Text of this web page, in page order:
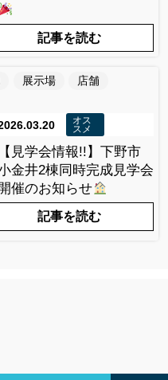
記事を読む
展示場
店舗
オス
スメ
【見学会情報!!】下野市
金井2棟同時完成見学会
開催のお知らせ
記事を読む